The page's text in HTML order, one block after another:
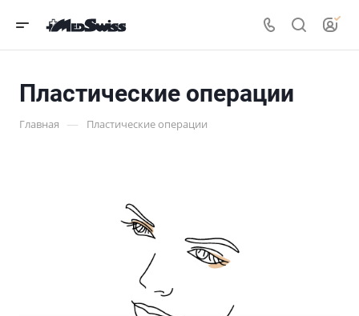
Пластические операции
Главная — Пластические операции